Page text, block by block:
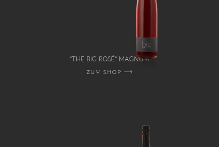
"THE BIG ROSÉ" MAGNUM
ZUM SHOP